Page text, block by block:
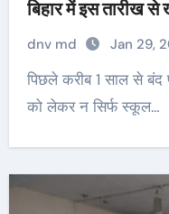
बिहार में इस तारीख से
dnv md Jan 29,
पिछले करीब 1 साल से बंद पड़े बिहार के प्राथमिक व मध्य विद्यालयों
को लेकर न सिर्फ स्कूल…